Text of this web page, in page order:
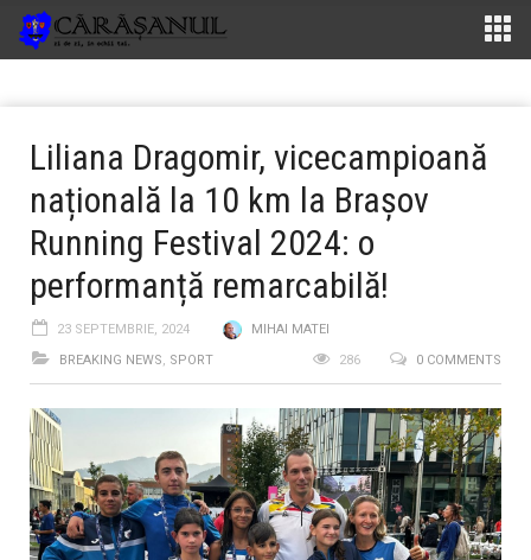
Liliana Dragomir, vicecampioană
națională la 10 km la Brașov
Running Festival 2024: o
performanță remarcabilă!
23 SEPTEMBRIE, 2024
MIHAI MATEI
BREAKING NEWS, SPORT 0 COMMENTS
286